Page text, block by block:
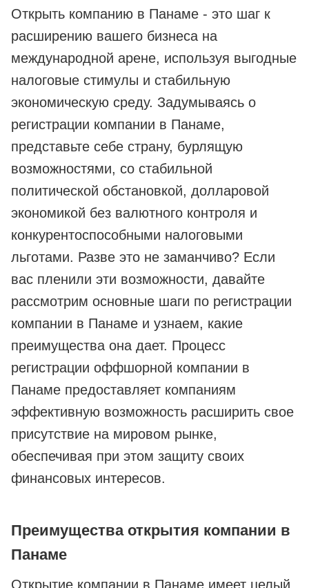
Открыть компанию в Панаме - это шаг к
расширению вашего бизнеса на
международной арене, используя выгодные
налоговые стимулы и стабильную
экономическую среду. Задумываясь о
регистрации компании в Панаме,
представьте себе страну, бурлящую
возможностями, со стабильной
политической обстановкой, долларовой
экономикой без валютного контроля и
конкурентоспособными налоговыми
льготами. Разве это не заманчиво? Если
вас пленили эти возможности, давайте
рассмотрим основные шаги по регистрации
компании в Панаме и узнаем, какие
преимущества она дает. Процесс
регистрации оффшорной компании в
Панаме предоставляет компаниям
эффективную возможность расширить свое
присутствие на мировом рынке,
обеспечивая при этом защиту своих
финансовых интересов.
Преимущества открытия компании в
Панаме
Открытие компании в Панаме имеет целый